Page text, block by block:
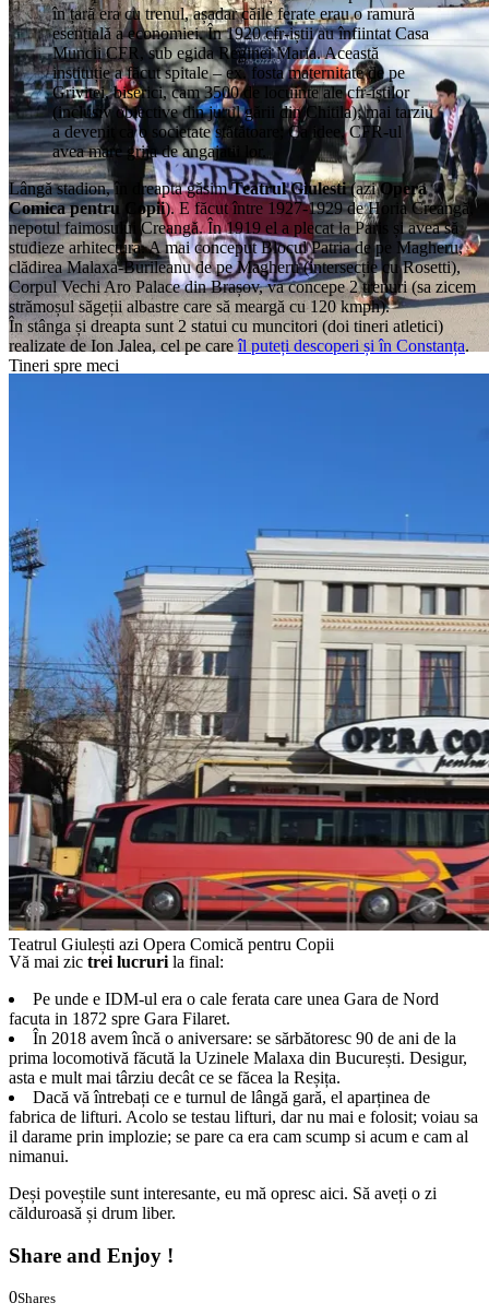
Fostele Uzinele CFR Grivița
Tineri spre meci
în țară era cu trenul, așadar căile ferate erau o ramură
esențială a economiei. În 1920 cfr-iștii au înfiintat Casa
Muncii CFR, sub egida Reginei Maria. Această
instituție a făcut spitale – ex. fosta maternitate de pe
Grivitei, biserici, cam 3500 de locuinte ale cfr-iștilor
(inclusiv obiective din jurul gării din Chitila); mai tarziu
a devenit ca o societate stătătoare; Ca idee, CFR-ul
avea mare grija de angajatii lor.
Lângă stadion, în dreapta găsimTeatrul Giulesti(aziOpera
Comica pentru Copii). E făcut între 1927-1929 de Horia Creangă,
nepotul faimosului Creangă. În 1919 el a plecat la Paris și avea să
studieze arhitectura. A mai conceput Blocul Patria de pe Magheru,
clădirea Malaxa-Burileanu de pe Magheru (intersecție cu Rosetti),
Corpul Vechi Aro Palace din Brașov, va concepe 2 trenuri (sa zicem
strămoșul săgeții albastre care să meargă cu 120 kmph).
În stânga și dreapta sunt 2 statui cu muncitori (doi tineri atletici)
realizate de Ion Jalea, cel pe careîl puteți descoperi și în Constanța.
Teatrul Giulești azi Opera Comică pentru Copii
Vă mai zic trei lucruri la final:
Pe unde e IDM-ul era o cale ferata care unea Gara de Nord
facuta in 1872 spre Gara Filaret.
În 2018 avem încă o aniversare: se sărbătoresc 90 de ani de la
prima locomotivă făcută la Uzinele Malaxa din București. Desigur,
asta e mult mai târziu decât ce se făcea la Reșița.
Dacă vă întrebați ce e turnul de lângă gară, el aparținea de
fabrica de lifturi. Acolo se testau lifturi, dar nu mai e folosit; voiau sa
il darame prin implozie; se pare ca era cam scump si acum e cam al
nimanui.
Deși poveștile sunt interesante, eu mă opresc aici. Să aveți o zi
călduroasă și drum liber.
Share and Enjoy !
0Shares